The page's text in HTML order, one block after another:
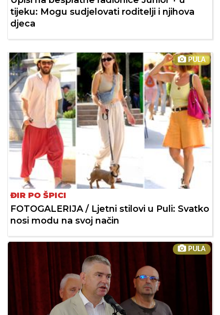
tijeku: Mogu sudjelovati roditelji i njihova
djeca
PULA
ĐIR PO ŠPICI
FOTOGALERIJA / Ljetni stilovi u Puli: Svatko
nosi modu na svoj način
PULA